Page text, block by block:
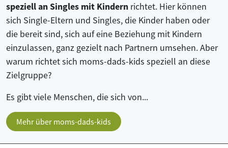
speziell an Singles mit Kindern richtet. Hier können
sich Single-Eltern und Singles, die Kinder haben oder
die bereit sind, sich auf eine Beziehung mit Kindern
einzulassen, ganz gezielt nach Partnern umsehen. Aber
warum richtet sich moms-dads-kids speziell an diese
Zielgruppe?
Es gibt viele Menschen, die sich von...
Mehr über moms-dads-kids